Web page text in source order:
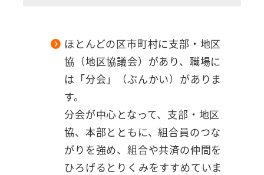
ほとんどの区市町村に支部・地区
協（地区協議会）があり、職場に
は「分会」（ぶんかい）がありま
す。
分会が中心となって、支部・地区
協、本部とともに、組合員のつな
がりを強め、組合や共済の仲間を
ひろげるとりくみをすすめていま